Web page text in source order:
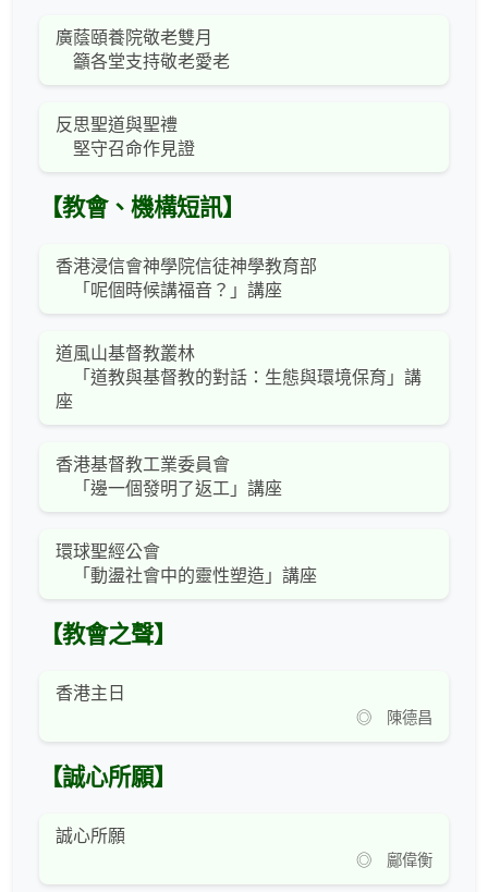
廣蔭頤養院敬老雙月
籲各堂支持敬老愛老
反思聖道與聖禮
堅守召命作見證
【教會、機構短訊】
香港浸信會神學院信徒神學教育部
「呢個時候講福音？」講座
道風山基督教叢林
「道教與基督教的對話：生態與環境保育」講
座
香港基督教工業委員會
「邊一個發明了返工」講座
環球聖經公會
「動盪社會中的靈性塑造」講座
【教會之聲】
香港主日
◎ 陳德昌
【誠心所願】
誠心所願
◎ 鄺偉衡